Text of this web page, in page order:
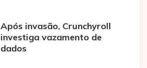
Após invasão, Crunchyroll
investiga vazamento de
dados